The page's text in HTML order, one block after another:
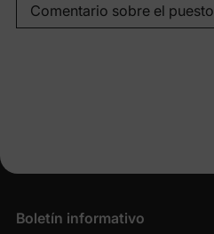
Comentario sobre el puesto
Boletín informativo